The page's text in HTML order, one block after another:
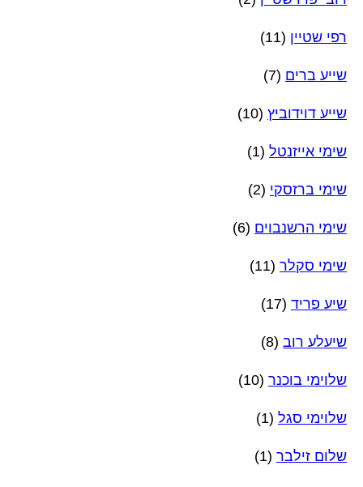
רפי שטיין (11)
שייע ברים (7)
שייע דוידוביץ (10)
שימי אייזנטל (1)
שימי ברזסקי (2)
שימי הרשנבוים (6)
שימי סקלר (11)
שיע פריד (17)
שיעלע רוב (8)
שלוימי בוכנר (10)
שלוימי סגל (1)
שלום זילבר (1)